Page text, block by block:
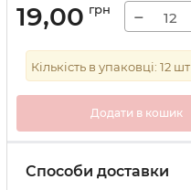
19,00 грн −
Кількість в упаковці: 12 шт
Додати в кошик
Способи доставки